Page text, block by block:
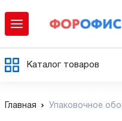
Каталог товаров
Главная Упаковочное